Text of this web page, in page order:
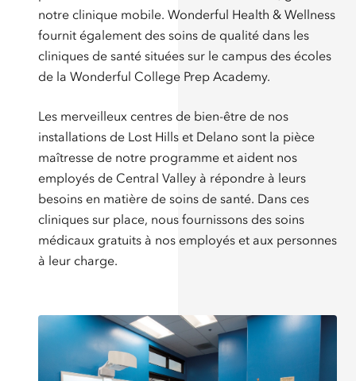
notre clinique mobile. Wonderful Health & Wellness
fournit également des soins de qualité dans les
cliniques de santé situées sur le campus des écoles
de la Wonderful College Prep Academy.
Les merveilleux centres de bien-être de nos
installations de Lost Hills et Delano sont la pièce
maîtresse de notre programme et aident nos
employés de Central Valley à répondre à leurs
besoins en matière de soins de santé. Dans ces
cliniques sur place, nous fournissons des soins
médicaux gratuits à nos employés et aux personnes
à leur charge.